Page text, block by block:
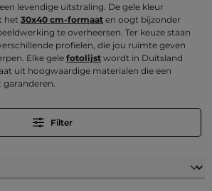
levendige uitstraling. De gele kleur
het 30x40 cm-formaat en oogt bijzonder
te overheersen. Ter keuze staan
profielen, die jou ruimte geven
Elke gele fotolijst wordt in Duitsland
uit hoogwaardige materialen die een
Filter